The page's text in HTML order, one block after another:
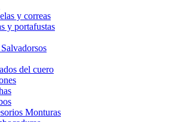
y correas
y portafustas
del cuero
Monturas